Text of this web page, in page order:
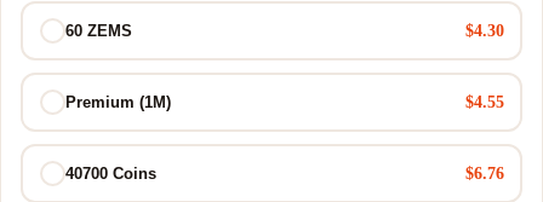
60 ZEMS $4.30
Premium (1M) $4.55
40700 Coins $6.76